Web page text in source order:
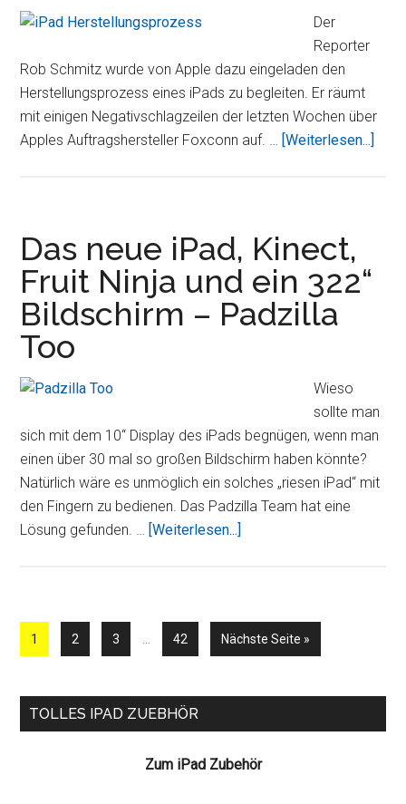
iPad
Der
Reporter
Rob Schmitz wurde von Apple dazu eingeladen den
Herstellungsprozess eines iPads zu begleiten. Er räumt
mit einigen Negativschlagzeilen der letzten Wochen über
Apples Auftragshersteller Foxconn auf. … [Weiterlesen...]
Das neue iPad, Kinect,
Fruit Ninja und ein 322“
Bildschirm – Padzilla
Too
Wieso
sollte man
sich mit dem 10“ Display des iPads begnügen, wenn man
einen über 30 mal so großen Bildschirm haben könnte?
Natürlich wäre es unmöglich ein solches „riesen iPad“ mit
den Fingern zu bedienen. Das Padzilla Team hat eine
Lösung gefunden. … [Weiterlesen...]
Fruit
Ninja
ein
–
Seite
1 Seite
2 Seite
3
Weggelassene
Seite
42 Nächste Seite aufrufen
»
Seitenspalte
TOLLES IPAD ZUEBHÖR
Zum iPad Zubehör